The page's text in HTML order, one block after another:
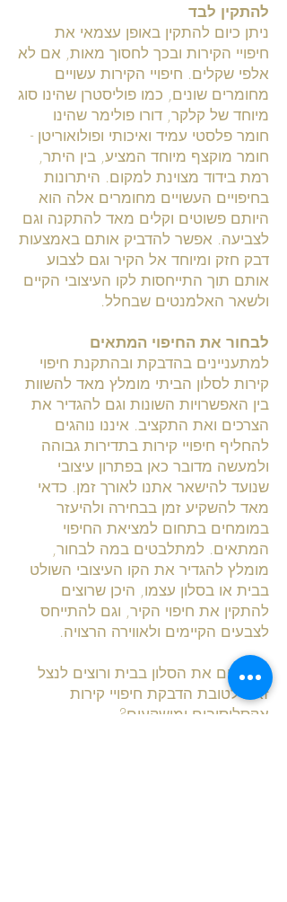
להתקין לבד
ניתן כיום להתקין באופן עצמאי את
חיפויי הקירות ובכך לחסוך מאות, אם לא
אלפי שקלים. חיפויי הקירות עשויים
מחומרים שונים, כמו פוליסטרן שהינו סוג
מיוחד של קלקר, דורו פולימר שהינו
חומר פלסטי עמיד ואיכותי ופולואוריטן -
חומר מוקצף מיוחד המציע, בין היתר,
רמת בידוד מצוינת למקום. היתרונות
בחיפויים העשויים מחומרים אלה הוא
היותם פשוטים וקלים מאד להתקנה וגם
לצביעה. אפשר להדביק אותם באמצעות
דבק חזק ומיוחד אל הקיר וגם לצבוע
אותם תוך התייחסות לקו העיצובי הקיים
ולשאר האלמנטים שבחלל.
לבחור את החיפוי המתאים
למתעניינים בהדבקת ובהתקנת חיפוי
קירות לסלון הביתי מומלץ מאד להשוות
בין האפשרויות השונות וגם להגדיר את
הצרכים ואת התקציב. איננו נוהגים
להחליף חיפויי קירות בתדירות גבוהה
ולמעשה מדובר כאן בפתרון עיצובי
שנועד להישאר אתנו לאורך זמן. כדאי
מאד להשקיע זמן בבחירה ולהיעזר
במומחים בתחום למציאת החיפוי
המתאים. למתלבטים במה לבחור,
מומלץ להגדיר את הקו העיצובי השולט
בבית או בסלון עצמו, היכן שרוצים
להתקין את חיפוי הקיר, וגם להתייחס
לצבעים הקיימים ולאווירה הרצויה.
משפצים את הסלון בבית ורוצים לנצל
זאת לטובת הדבקת חיפויי קירות
אקסלוסיבים ומושקעים?